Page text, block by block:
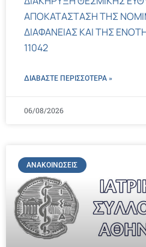
ΑΠΟΚΑΤΑΣΤΑΣΗ ΤΗΣ
ΔΙΑΦΑΝΕΙΑΣ ΚΑΙ ΤΗΣ
11042
ΔΙΑΒΑΣΤΕ ΠΕΡΙΣΣΌΤΕΡΑ »
06/08/2026
ΑΝΑΚΟΙΝΏΣΕΙΣ